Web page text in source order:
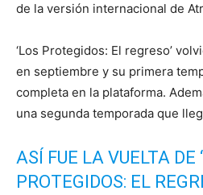
de la versión internacional de
‘Los Protegidos: El regreso’
en septiembre y su primera
completa en la plataforma.
una segunda temporada que
ASÍ FUE LA VUELTA DE
PROTEGIDOS: EL